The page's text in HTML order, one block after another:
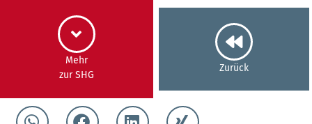
Mehr
zur SHG
Zurück